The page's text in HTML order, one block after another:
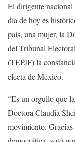
El dirigente
día de hoy es
país, una mujer, la
del Tribunal
(TEPJF) la
electa de México.
“Es un orgullo que
Doctora Claudia
movimiento.